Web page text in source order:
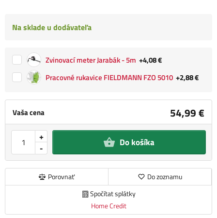
Vaša cena 54,99 €
-
+ Do košíka
Porovnať
Do zoznamu
Spočítat splátky
Home Credit
Na sklade u dodávateľa
Zvinovací meter Jarabák - 5m +4,08 €
Pracovné rukavice FIELDMANN FZO 5010 +2,88 €